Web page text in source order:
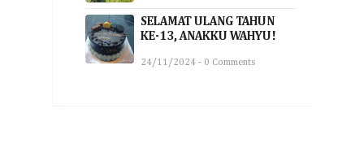
SELAMAT ULANG TAHUN
KE-13, ANAKKU WAHYU!
24/11/2024 - 0 Comments